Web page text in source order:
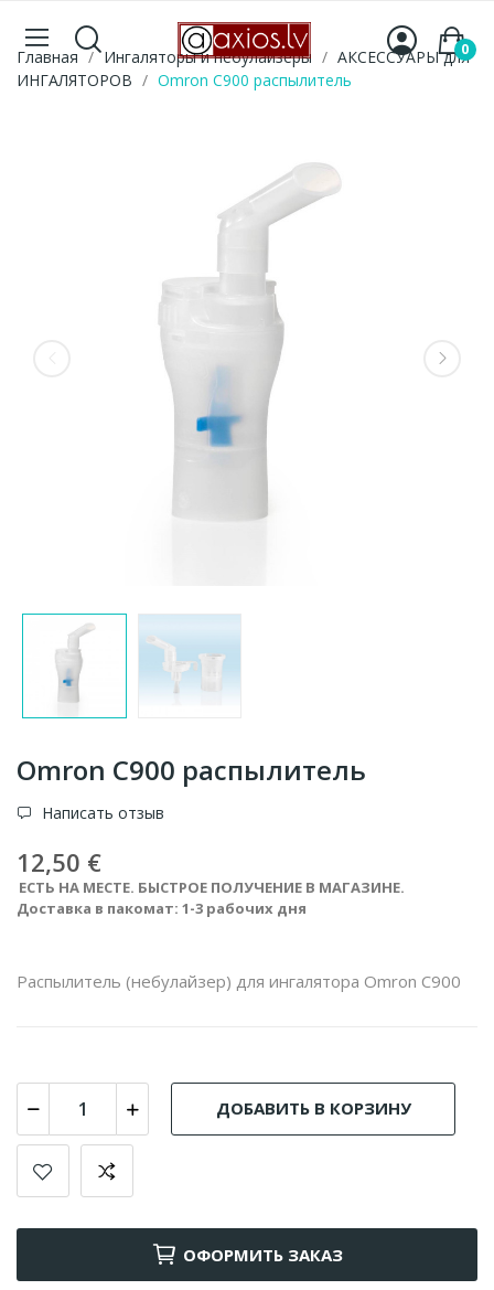
0
Главная Ингаляторы и небулайзеры
АКСЕССУАРЫ для
ИНГАЛЯТОРОВ
Omron C900 распылитель
Omron C900 распылитель
Написать отзыв
12,50 €
ЕСТЬ НА МЕСТЕ. БЫСТРОЕ ПОЛУЧЕНИЕ В МАГАЗИНЕ.
Доставка в пакомат: 1-3 рабочих дня
Распылитель (небулайзер) для ингалятора Omron C900
ДОБАВИТЬ В КОРЗИНУ
ОФОРМИТЬ ЗАКАЗ